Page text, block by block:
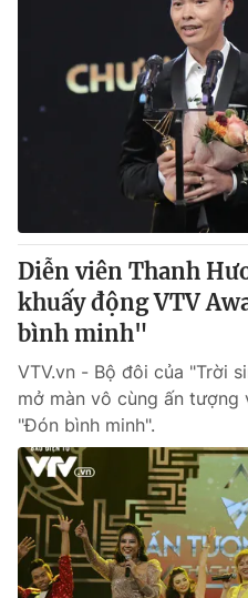
Cơ quan chủ quản:Đài Truyền
Cơ quan báo chí:Thời báo VTV
Giấy phép hoạt động báo in
cấp ngày 29/12/2023
Tổng Biên tập:
Vũ Thanh Thủy
Phó Tổng Biên tập:
Nguyễn Thị
Nguyễn Trọng Ninh
Tổng đài VTV: 024.38 355
Ðiện thoại Thời báo VTV:
Email:toasoan@vtv.vn
Liên hệ quảng cáo:
024-
Diễn viên Thanh
khuấy động VTV
bình minh"
VTV.vn - Bộ đôi của "Trời
mở màn vô cùng ấn tượng
"Đón bình minh".